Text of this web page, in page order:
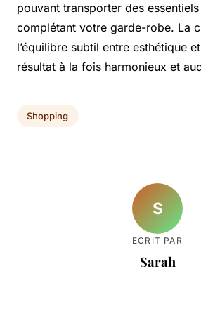
pouvant transporter des
complétant votre garde-robe. La
l’équilibre subtil entre esthétique
résultat à la fois harmonieux et
Shopping
S
ECRIT PAR
Sarah